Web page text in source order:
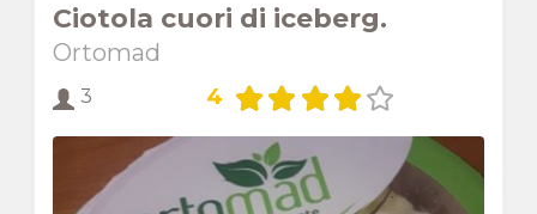
Ciotola cuori di iceberg.
Ortomad
3 4